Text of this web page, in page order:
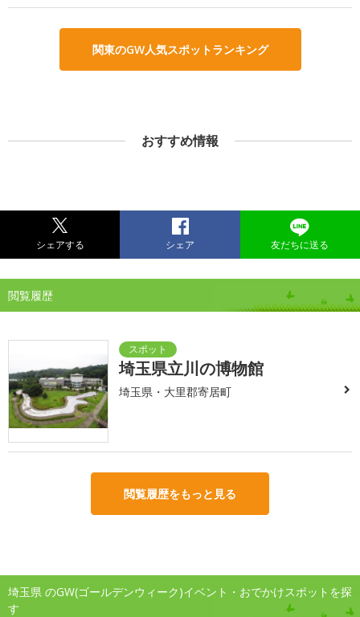
関東のGW人気スポットランキング
おすすめ情報
シェアする シェア 友だちに送る
閲覧履歴
埼玉県立川の博物館
埼玉県・大里郡寄居町
閲覧履歴をもっと見る
埼玉県 のGW(ゴールデンウィーク)イベント・おでかけスポットを探
す